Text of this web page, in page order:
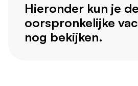
Hieronder kun je de
oorspronkelijke
nog bekijken.